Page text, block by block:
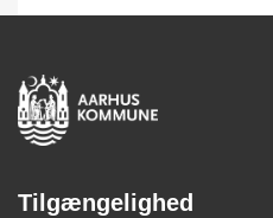
Tilgængelighed